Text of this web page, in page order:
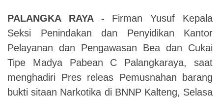
PALANGKA RAYA - Firman Yusuf Kepala
Seksi Penindakan dan Penyidikan Kantor
Pelayanan dan Pengawasan Bea dan Cukai
Tipe Madya Pabean C Palangkaraya, saat
menghadiri Pres releas Pemusnahan barang
bukti sitaan Narkotika di BNNP Kalteng, Selasa